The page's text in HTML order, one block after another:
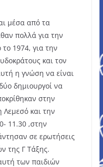
μέσα από τα
πολλά για την
1974, για την
και τον
η γνώση να είναι
δημιουργοί να
στην
και την
11.30 ,στην
σε ερωτήσεις
της Γ Τάξης.
των παιδιών